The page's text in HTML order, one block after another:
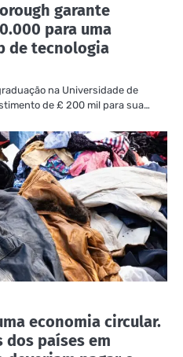
garante
para uma
de tecnologia
na Universidade de
de £ 200 mil para sua…
economia circular.
dos países em